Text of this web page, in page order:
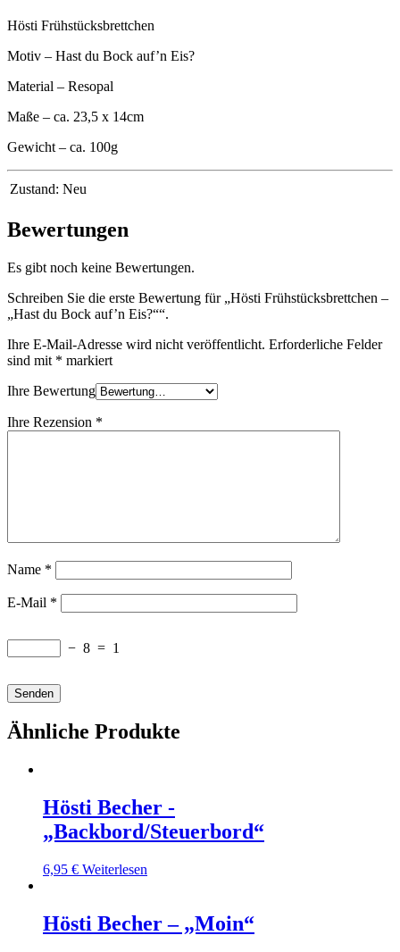
Hösti Frühstücksbrettchen
Motiv – Hast du Bock auf’n Eis?
Material – Resopal
Maße – ca. 23,5 x 14cm
Gewicht – ca. 100g
Zustand: Neu
Bewertungen
Es gibt noch keine Bewertungen.
Schreiben Sie die erste Bewertung für „Hösti Frühstücksbrettchen –
„Hast du Bock auf’n Eis?““.
Ihre E-Mail-Adresse wird nicht veröffentlicht. Erforderliche Felder
sind mit * markiert
Ihre Bewertung
Ihre Rezension *
Name *
E-Mail *
− 8 = 1
Ähnliche Produkte
Hösti Becher -
„Backbord/Steuerbord“
6,95 € Weiterlesen
Hösti Becher – „Moin“